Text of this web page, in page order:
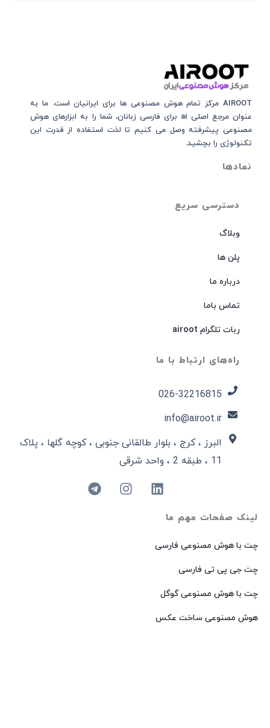
لینک صفحات مهم ما
چت با هوش مصنوعی فارسی
چت جی پی تی فارسی
چت با هوش مصنوعی گوگل
هوش مصنوعی ساخت عکس
دسترسی سریع
وبلاگ
پلن ها
درباره ما
تماس باما
ربات تلگرام airoot
راه‌های ارتباط با ما
026-32216815​
info@airoot.ir
البرز ، کرج ، بلوار طالقانی جنوبی ، کوچه گلها ، پلاک
11 ، طبقه 2 ، واحد شرقی
AIROOT مرکز تمام هوش مصنوعی‌‌‌ ها برای ایرانیان است. ما به
عنوان مرجع اصلی ai برای فارسی زبانان، شما را به ابزارهای هوش
مصنوعی پیشرفته وصل می کنیم تا لذت استفاده از قدرت این
تکنولوژی را بچشید.
نمادها